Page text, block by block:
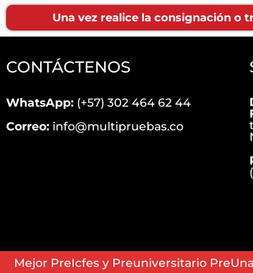
Una vez realice la consignación o
CONTÁCTENOS
WhatsApp: (+57) 302 464 62 44
Correo: info@multipruebas.co
Mejor PreIcfes y Preuniversitario